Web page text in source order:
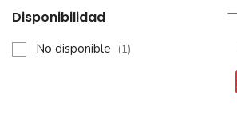
Disponibilidad
No disponible (1)